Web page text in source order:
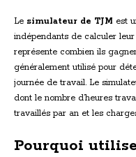
Le simulateur de TJM est
indépendants de calculer
représente combien ils
généralement utilisé pour
journée de travail. Le
dont le nombre d’heures
travaillés par an et les
Pourquoi